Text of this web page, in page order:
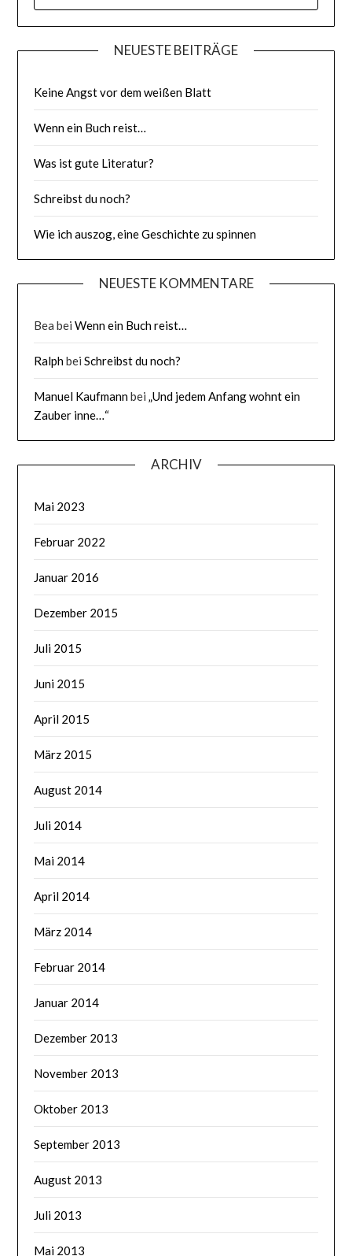
NEUESTE BEITRÄGE
Keine Angst vor dem weißen Blatt
Wenn ein Buch reist…
Was ist gute Literatur?
Schreibst du noch?
Wie ich auszog, eine Geschichte zu spinnen
NEUESTE KOMMENTARE
Bea beiWenn ein Buch reist…
RalphbeiSchreibst du noch?
Manuel Kaufmannbei„Und jedem Anfang wohnt ein
Zauber inne…“
ARCHIV
Mai 2023
Februar 2022
Januar 2016
Dezember 2015
Juli 2015
Juni 2015
April 2015
März 2015
August 2014
Juli 2014
Mai 2014
April 2014
März 2014
Februar 2014
Januar 2014
Dezember 2013
November 2013
Oktober 2013
September 2013
August 2013
Juli 2013
Mai 2013